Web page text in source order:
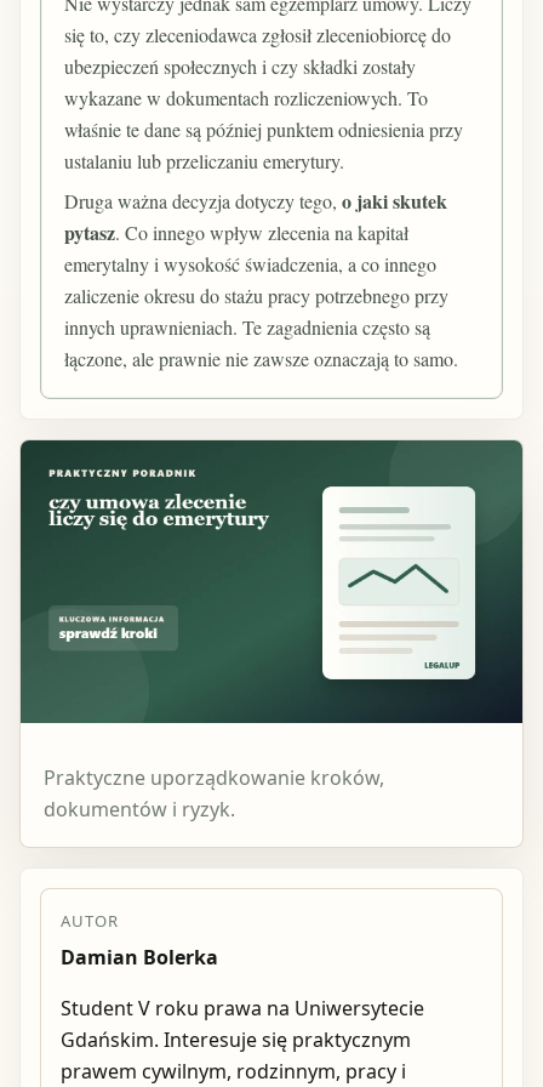
się to, czy zleceniodawca zgłosił zleceniobiorcę do
ubezpieczeń społecznych i czy składki zostały
wykazane w dokumentach rozliczeniowych. To
właśnie te dane są później punktem odniesienia przy
ustalaniu lub przeliczaniu emerytury.
Druga ważna decyzja dotyczy tego,o jaki skutek
pytasz. Co innego wpływ zlecenia na kapitał
emerytalny i wysokość świadczenia, a co innego
zaliczenie okresu do stażu pracy potrzebnego przy
innych uprawnieniach. Te zagadnienia często są
łączone, ale prawnie nie zawsze oznaczają to samo.
Praktyczne uporządkowanie kroków,
dokumentów i ryzyk.
AUTOR
Damian Bolerka
Student V roku prawa na Uniwersytecie
Gdańskim. Interesuje się praktycznym
prawem cywilnym, rodzinnym, pracy i